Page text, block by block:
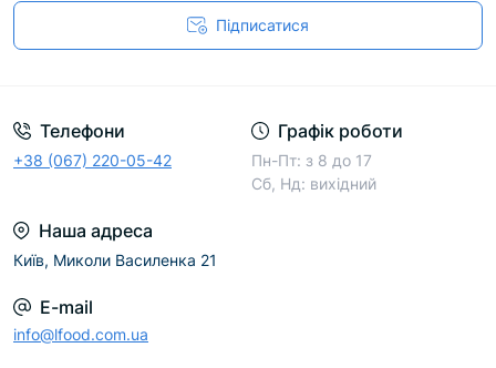
Підписатися
Телефони
+38 (067) 220-05-42
Графік роботи
Пн-Пт: з 8 до 17
Сб, Нд: вихідний
Наша адреса
Київ, Миколи Василенка 21
E-mail
info@lfood.com.ua